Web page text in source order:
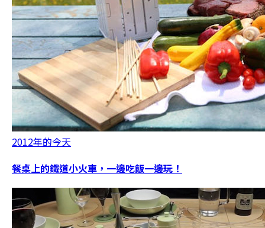
2012年的今天
餐桌上的鐵道小火車，一邊吃飯一邊玩！